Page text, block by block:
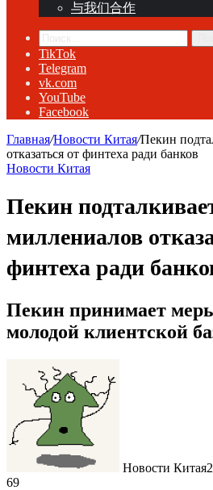
与我们合作
TikTok
Telegram
vk.com
YouTube
Facebook
Главная/Новости Китая/Пекин
отказаться от финтеха ради банков
Новости Китая
Пекин
миллениалов
финтеха ради
Пекин принимает
молодой клиентской
Новости Китая
69